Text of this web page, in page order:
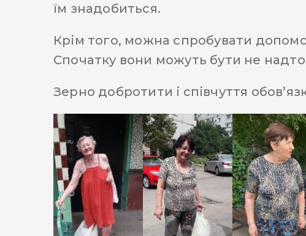
їм знадобиться.
Крім того, можна спробувати
Спочатку вони можуть бути не
Зерно добротити і співчуття